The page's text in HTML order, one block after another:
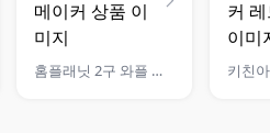
홈플래닛 2구 와플 크로플 메이커